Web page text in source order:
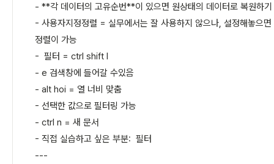
- **각 데이터의 고유순번**이 있으면 원상태의 데이터로 복원하
- 사용자지정정렬 = 실무에서는 잘 사용하지 않으나, 설정해놓으면
정렬이 가능
- 필터 = ctrl shift l
- e 검색창에 들어갈 수있음
- alt hoi = 열 너비 맞춤
- 선택한 값으로 필터링 가능
- ctrl n = 새 문서
- 직접 실습하고 싶은 부분: 필터
---